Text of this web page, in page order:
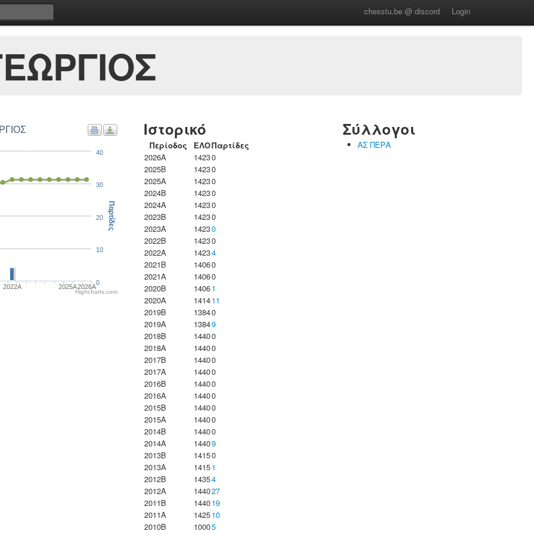
chesstu.be @ discord Login
2022A 2025A2026A
0
10
20
30
40
Παρτίδες
Highcharts.com
Ιστορικό
Περίοδος ΕΛΟΠαρτίδες
2026A
14230
2025B
14230
2025A
14230
2024B
14230
2024A
14230
2023B
14230
2023Α
14230
2022B
14230
2022A
14234
2021B
14060
2021A
14060
2020B
14061
2020A
141411
2019B
13840
2019A
13849
2018B
14400
2018A
14400
2017B
14400
2017A
14400
2016B
14400
2016A
14400
2015B
14400
2015A
14400
2014B
14400
2014A
14409
2013B
14150
2013A
14151
2012B
14354
2012A
144027
2011B
144019
2011A
142510
2010B
10005
Σύλλογοι
ΑΣ ΠΕΡΑ